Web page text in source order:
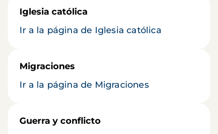
Iglesia católica
Ir a la página de Iglesia católica
Migraciones
Ir a la página de Migraciones
Guerra y conflicto